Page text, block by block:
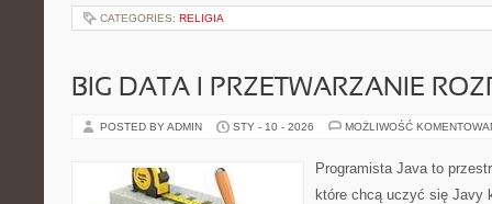
CATEGORIES: RELIGIA
BIG DATA I PRZETWARZANIE
POSTED BY ADMIN STY - 10 - 2026 MOŻLIWOŚĆ
Programista Java to
które chcą uczyć się Javy